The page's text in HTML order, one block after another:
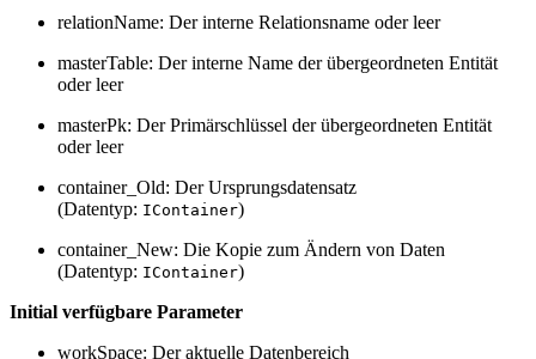
relationName: Der interne Relationsname oder leer
masterTable: Der interne Name der übergeordneten Entität
oder leer
masterPk: Der Primärschlüssel der übergeordneten Entität
oder leer
container_Old: Der Ursprungsdatensatz
(Datentyp: IContainer)
container_New: Die Kopie zum Ändern von Daten
(Datentyp: IContainer)
Initial verfügbare Parameter
workSpace: Der aktuelle Datenbereich